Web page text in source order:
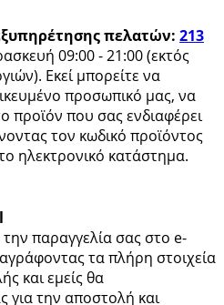
πελατών: 213
09:00 - 21:00 (εκτός
Εκεί μπορείτε να
προσωπικό μας, να
προϊόν που σας ενδιαφέρει
τον κωδικό προϊόντος
ηλεκτρονικό κατάστημα.
παραγγελία σας στο e-
τα πλήρη στοιχεία
και εμείς θα
για την αποστολή και